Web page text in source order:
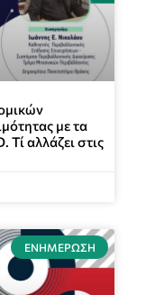
με τα
Τί αλλάζει στις
ΕΝΗΜΈΡΩΣΗ